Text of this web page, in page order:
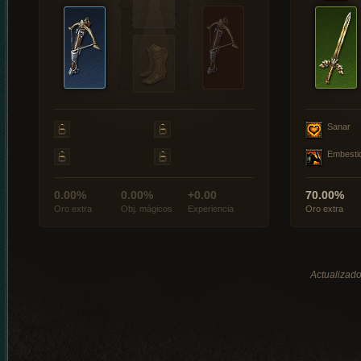
0.00%
Oro extra
0.00%
Obj. mágicos
+0.00
Experiencia
Sanar
70.00%
Oro extra